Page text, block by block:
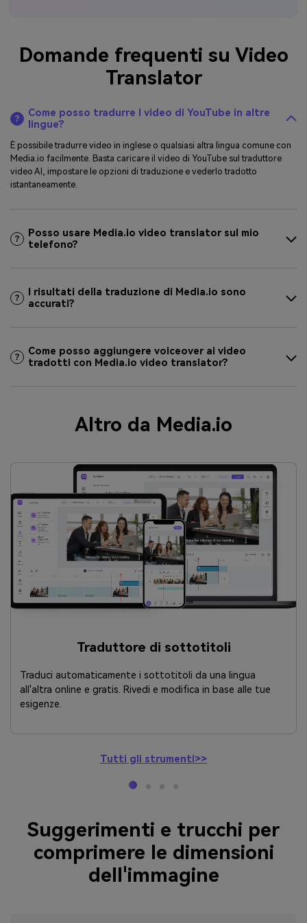
Domande frequenti su Video
Translator
Come posso tradurre I video di YouTube in altre
lingue?
È possibile tradurre video in inglese o qualsiasi altra lingua comune con
Media.io facilmente. Basta caricare il video di YouTube sul traduttore
video AI, impostare le opzioni di traduzione e vederlo tradotto
istantaneamente.
Posso usare Media.io video translator sul mio
telefono?
I risultati della traduzione di Media.io sono
accurati?
Come posso aggiungere voiceover ai video
tradotti con Media.io video translator?
Altro da Media.io
Traduttore di sottotitoli
Traduci automaticamente i sottotitoli da una lingua
all'altra online e gratis. Rivedi e modifica in base alle tue
esigenze.
Tutti gli strumenti>>
Suggerimenti e trucchi per
comprimere le dimensioni
dell'immagine